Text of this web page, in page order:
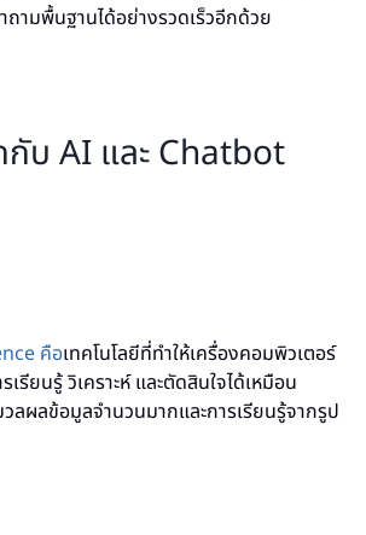
ามพื้นฐานได้อย่างรวดเร็วอีกด้วย
กับ AI และ Chatbot
คือเทคโนโลยีที่ทำให้เครื่องคอมพิวเตอร์
เรียนรู้ วิเคราะห์ และตัดสินใจได้เหมือน
ลผลข้อมูลจำนวนมากและการเรียนรู้จากรูป